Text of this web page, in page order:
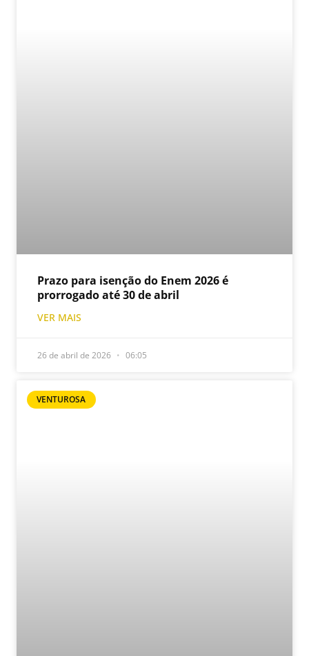
Prazo para isenção do Enem 2026 é
prorrogado até 30 de abril
VER MAIS
26 de abril de 2026 06:05
VENTUROSA